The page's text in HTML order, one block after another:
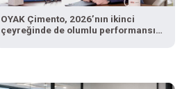
OYAK Çimento, 2026’nın ikinci
çeyreğinde de olumlu performansını